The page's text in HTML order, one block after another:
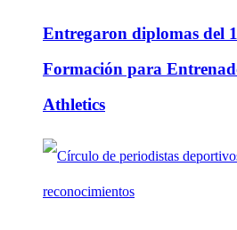
Entregaron diplomas del
Formación para
Athletics